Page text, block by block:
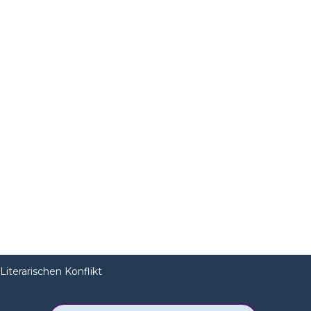
Konflikt